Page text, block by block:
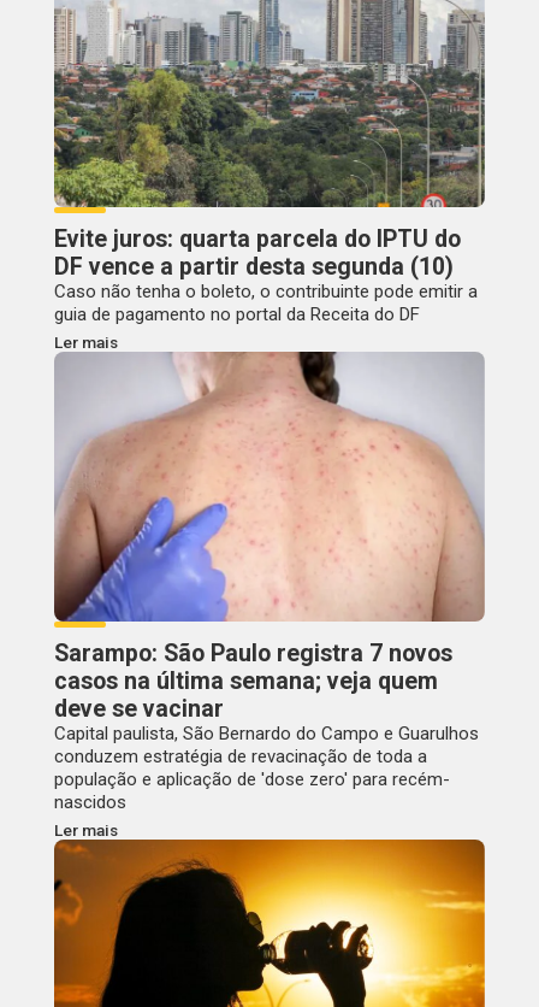
Evite juros: quarta parcela do IPTU do
DF vence a partir desta segunda (10)
Caso não tenha o boleto, o contribuinte pode emitir a
guia de pagamento no portal da Receita do DF
Ler mais
Sarampo: São Paulo registra 7 novos
casos na última semana; veja quem
deve se vacinar
Capital paulista, São Bernardo do Campo e Guarulhos
conduzem estratégia de revacinação de toda a
população e aplicação de 'dose zero' para recém-
nascidos
Ler mais